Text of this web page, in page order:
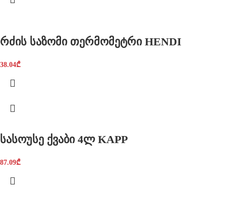
რძის საზომი თერმომეტრი HENDI
38.04₾
სასოუსე ქვაბი 4ლ KAPP
87.09₾